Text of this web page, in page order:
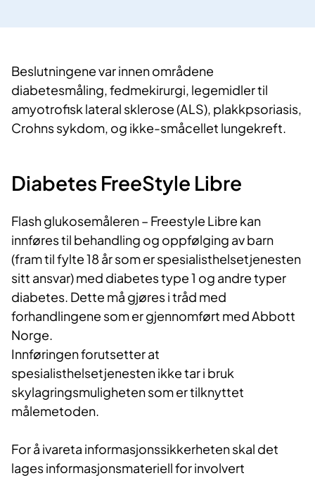
Beslutningene var innen områdene
diabetesmåling, fedmekirurgi, legemidler til
amyotrofisk lateral sklerose (ALS), plakkpsoriasis,
Crohns sykdom, og ikke-småcellet lungekreft.
Diabetes FreeStyle Libre
Flash glukosemåleren – Freestyle Libre kan
innføres til behandling og oppfølging av barn
(fram til fylte 18 år som er spesialisthelsetjenesten
sitt ansvar) med diabetes type 1 og andre typer
diabetes. Dette må gjøres i tråd med
forhandlingene som er gjennomført med Abbott
Norge.
Innføringen forutsetter at
spesialisthelsetjenesten ikke tar i bruk
skylagringsmuligheten som er tilknyttet
målemetoden.
For å ivareta informasjonssikkerheten skal det
lages informasjonsmateriell for involvert